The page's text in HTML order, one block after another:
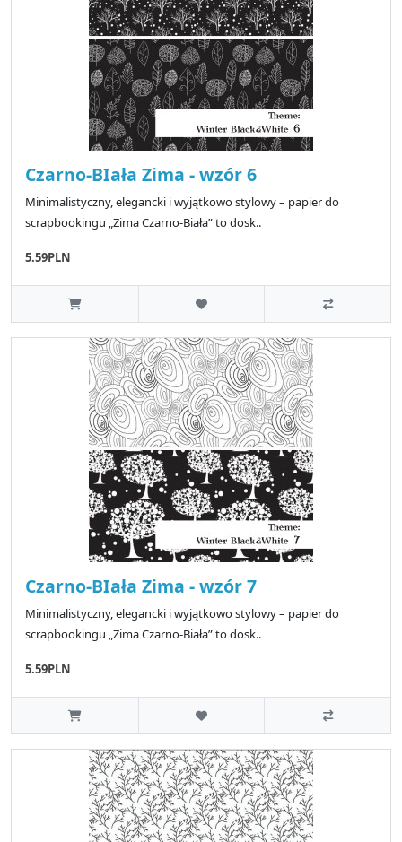
Czarno-BIała Zima - wzór 6
Minimalistyczny, elegancki i wyjątkowo stylowy – papier do
scrapbookingu „Zima Czarno-Biała” to dosk..
5.59PLN
Czarno-BIała Zima - wzór 7
Minimalistyczny, elegancki i wyjątkowo stylowy – papier do
scrapbookingu „Zima Czarno-Biała” to dosk..
5.59PLN